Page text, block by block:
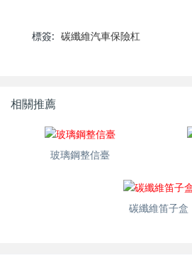
標簽: 碳纖維汽車保險杠
相關推薦
玻璃鋼整信臺
碳纖維笛子盒